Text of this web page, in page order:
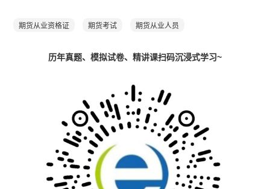
期货从业资格证 期货考试 期货从业人员
历年真题、模拟试卷、精讲课扫码沉浸式学习~